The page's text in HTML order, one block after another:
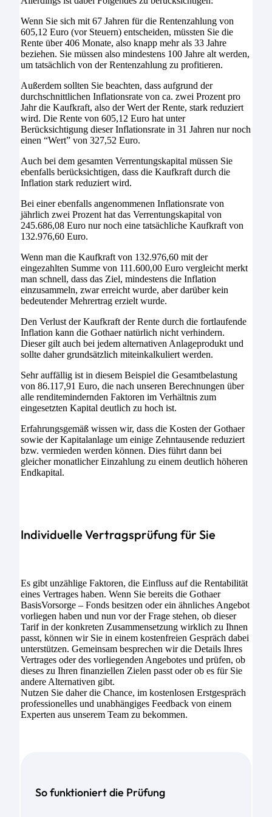
Wenn Sie sich mit 67 Jahren für die Rentenzahlung von
605,12 Euro (vor Steuern) entscheiden, müssten Sie die
Rente über 406 Monate, also knapp mehr als 33 Jahre
beziehen. Sie müssen also mindestens 100 Jahre alt werden,
um tatsächlich von der Rentenzahlung zu profitieren.
Außerdem sollten Sie beachten, dass aufgrund der
durchschnittlichen Inflationsrate von ca. zwei Prozent pro
Jahr die Kaufkraft, also der Wert der Rente, stark reduziert
wird. Die Rente von 605,12 Euro hat unter
Berücksichtigung dieser Inflationsrate in 31 Jahren nur noch
einen “Wert” von 327,52 Euro.
Auch bei dem gesamten Verrentungskapital müssen Sie
ebenfalls berücksichtigen, dass die Kaufkraft durch die
Inflation stark reduziert wird.
Bei einer ebenfalls angenommenen Inflationsrate von
jährlich zwei Prozent hat das Verrentungskapital von
245.686,08 Euro nur noch eine tatsächliche Kaufkraft von
132.976,60 Euro.
Wenn man die Kaufkraft von 132.976,60 mit der
eingezahlten Summe von 111.600,00 Euro vergleicht merkt
man schnell, dass das Ziel, mindestens die Inflation
einzusammeln, zwar erreicht wurde, aber darüber kein
bedeutender Mehrertrag erzielt wurde.
Den Verlust der Kaufkraft der Rente durch die fortlaufende
Inflation kann die Gothaer natürlich nicht verhindern.
Dieser gilt auch bei jedem alternativen Anlageprodukt und
sollte daher grundsätzlich miteinkalkuliert werden.
Sehr auffällig ist in diesem Beispiel die Gesamtbelastung
von 86.117,91 Euro, die nach unseren Berechnungen über
alle renditemindernden Faktoren im Verhältnis zum
eingesetzten Kapital deutlich zu hoch ist.
Erfahrungsgemäß wissen wir, dass die Kosten der Gothaer
sowie der Kapitalanlage um einige Zehntausende reduziert
bzw. vermieden werden können. Dies führt dann bei
gleicher monatlicher Einzahlung zu einem deutlich höheren
Endkapital.
Individuelle Vertragsprüfung für Sie
Es gibt unzählige Faktoren, die Einfluss auf die Rentabilität
eines Vertrages haben. Wenn Sie bereits die Gothaer
BasisVorsorge – Fonds besitzen oder ein ähnliches Angebot
vorliegen haben und nun vor der Frage stehen, ob dieser
Tarif in der konkreten Zusammensetzung wirklich zu Ihnen
passt, können wir Sie in einem kostenfreien Gespräch dabei
unterstützen. Gemeinsam besprechen wir die Details Ihres
Vertrages oder des vorliegenden Angebotes und prüfen, ob
dieses zu Ihren finanziellen Zielen passt oder ob es für Sie
andere Alternativen gibt.
Nutzen Sie daher die Chance, im kostenlosen Erstgespräch
professionelles und unabhängiges Feedback von einem
Experten aus unserem Team zu bekommen.
So funktioniert die Prüfung